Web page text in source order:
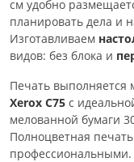
см удобно
планировать дела и
Изготавливаем
видов: без блока и
Печать выполняется
Xerox C75 с
мелованной бумаги
Полноцветная
профессиональными.